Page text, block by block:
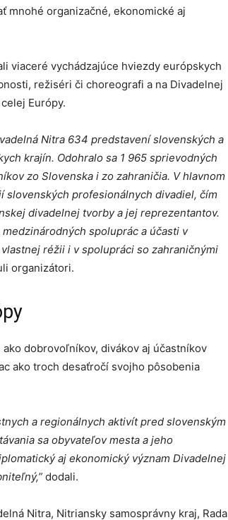
mnohé organizačné, ekonomické aj
viaceré vychádzajúce hviezdy európskych
režiséri či choreografi a na Divadelnej
Európy.
Nitra 634 predstavení slovenských a
krajín. Odohralo sa 1 965 sprievodných
zo Slovenska i zo zahraničia. V hlavnom
slovenských profesionálnych divadiel, čím
divadelnej tvorby a jej reprezentantov.
spoluprác a účasti v
réžii i v spolupráci so zahraničnými
organizátori.
dobrovoľníkov, divákov aj účastníkov
ako troch desaťročí svojho pôsobenia
a regionálnych aktivít pred slovenským
sa obyvateľov mesta a jeho
aj ekonomický význam Divadelnej
dodali.
Nitra, Nitriansky samosprávny kraj, Rada